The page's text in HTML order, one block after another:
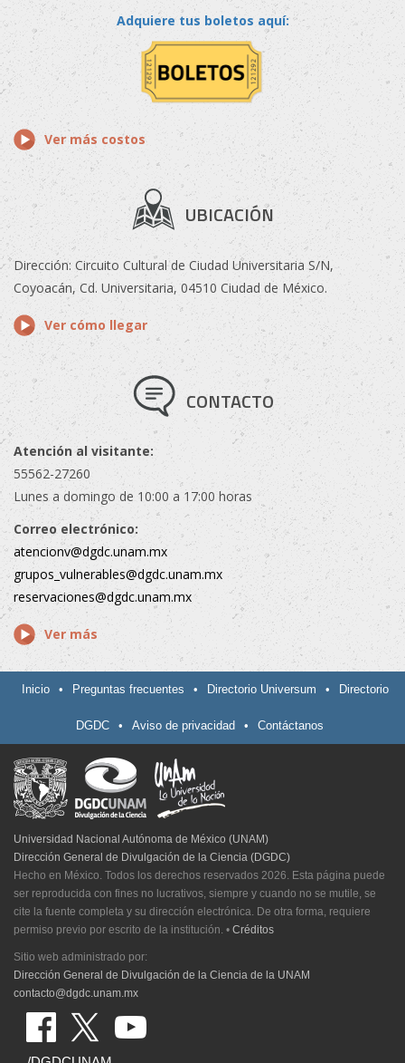
Adquiere tus boletos aquí:
Ver más costos
UBICACIÓN
Dirección: Circuito Cultural de Ciudad Universitaria S/N,
Coyoacán, Cd. Universitaria, 04510 Ciudad de México.
Ver cómo llegar
CONTACTO
Atención al visitante:
55562-27260
Lunes a domingo de 10:00 a 17:00 horas
Correo electrónico:
atencionv@dgdc.unam.mx
grupos_vulnerables@dgdc.unam.mx
reservaciones@dgdc.unam.mx
Ver más
Inicio • Preguntas frecuentes • Directorio Universum • Directorio
DGDC • Aviso de privacidad • Contáctanos
Universidad Nacional Autónoma de México (UNAM)
Dirección General de Divulgación de la Ciencia (DGDC)
Hecho en México. Todos los derechos reservados 2026. Esta página puede
ser reproducida con fines no lucrativos, siempre y cuando no se mutile, se
cite la fuente completa y su dirección electrónica. De otra forma, requiere
permiso previo por escrito de la institución. • Créditos
Sitio web administrado por:
Dirección General de Divulgación de la Ciencia de la UNAM
contacto@dgdc.unam.mx